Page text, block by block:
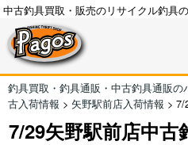
中古釣具買取・販売のリサイクル釣具
釣具買取・釣具通販・中古釣具通販
古入荷情報 > 矢野駅前店入荷情報 > 7/
7/29矢野駅前店中古